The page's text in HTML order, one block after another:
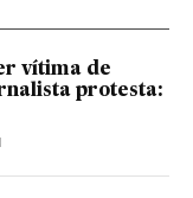
vítima de
protesta: